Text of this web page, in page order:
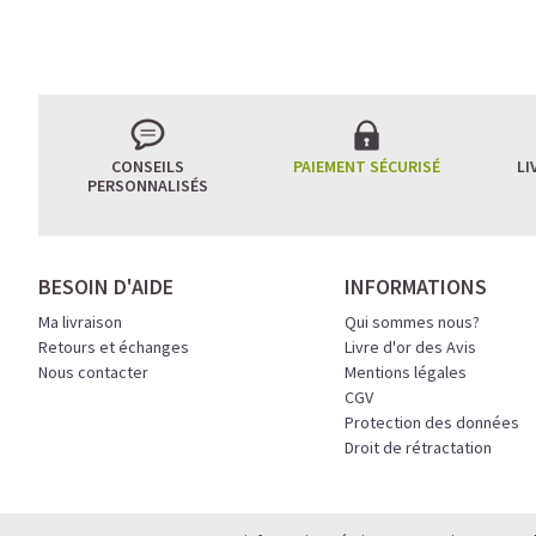
L’ÉQUILIBRE
Un café riche avec
allié parfait après
Pour ceux qui veulent
Découvrir leLatte
🍯 CAFÉ FRAPPÉ AU
CONSEILS
PERSONNALISÉS
PAIEMENT SÉCURISÉ
BESOIN D'AIDE
Ma livraison
Retours et échanges
Nous contacter
INFORMATIONS
Qui sommes nous?
Livre d'or des Avis
Mentions légales
CGV
Protection des données
Droit de rétractation